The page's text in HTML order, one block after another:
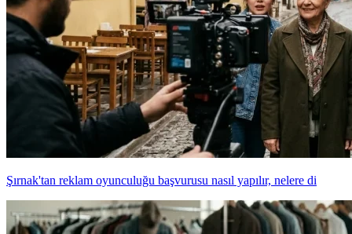
Şırnak'tan reklam oyunculuğu başvurusu nasıl yapılır, nelere di